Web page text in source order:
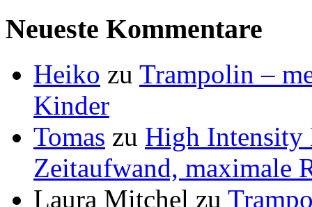
Neueste Kommentare
Heiko zu Trampolin –
Kinder
Tomas zu High
Zeitaufwand, maximale
Laura Mitchel zu